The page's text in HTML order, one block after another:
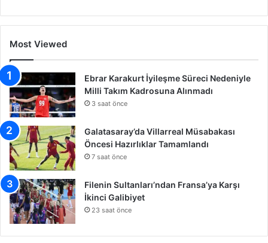
Most Viewed
Ebrar Karakurt İyileşme Süreci Nedeniyle
Milli Takım Kadrosuna Alınmadı
3 saat önce
Galatasaray’da Villarreal Müsabakası
Öncesi Hazırlıklar Tamamlandı
7 saat önce
Filenin Sultanları’ndan Fransa’ya Karşı
İkinci Galibiyet
23 saat önce